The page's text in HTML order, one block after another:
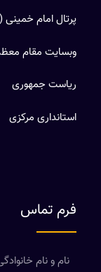
پرتال امام خمینی
وبسایت مقام
ریاست جمهوری
استانداری مرکزی
فرم تماس